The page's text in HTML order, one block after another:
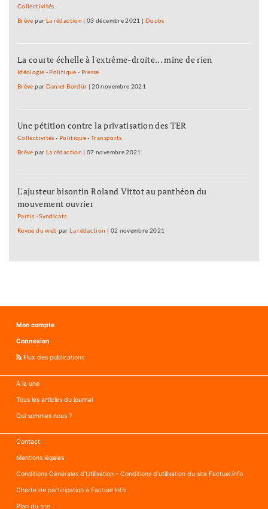
Collectivités
Brève par La rédaction |03 décembre 2021 | Doubs
La courte échelle à l'extrême-droite... mine de rien
Idéologie - Politique - Presse
Brève par Daniel Bordür |20 novembre 2021
Une pétition contre la privatisation des TER
Collectivités - Politique-Transports
Brève par La rédaction |07 novembre 2021
L'ajusteur bisontin Roland Vittot au panthéon du
mouvement ouvrier
Partis -Syndicats
Revue du web parLa rédaction | 02 novembre 2021
Mon compte
Connexion
Flux des publications
À la une
Tous les articles du journal
Qui sommes nous ?
Contact
Mentions légales
Conditions Générales d’Utilisation – Conditions d’utilisation du site Factuel.info
Charte de participation à Factuel Info
Plan du site